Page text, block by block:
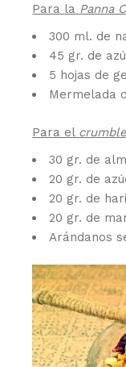
Para la Panna
300 ml. de
45 gr. de
5 hojas de
Mermelada
Para el crumble
30 gr. de
20 gr. de
20 gr. de
20 gr. de
Arándanos